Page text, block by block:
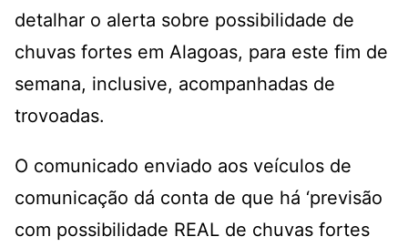
detalhar o alerta sobre possibilidade de
chuvas fortes em Alagoas, para este fim de
semana, inclusive, acompanhadas de
trovoadas.
O comunicado enviado aos veículos de
comunicação dá conta de que há ‘previsão
com possibilidade REAL de chuvas fortes